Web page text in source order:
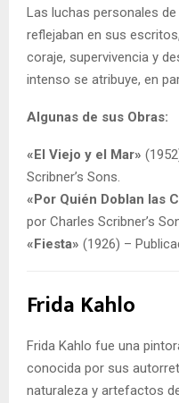
Las luchas personales
reflejaban en sus
coraje, supervivencia y
intenso se atribuye, en
Algunas de sus Obras:
«El Viejo y el Mar»
Scribner’s Sons.
«Por Quién Doblan las
por Charles Scribner’s
«Fiesta» (1926) –
Frida Kahlo
Frida Kahlo fue una
conocida por sus
naturaleza y artefactos